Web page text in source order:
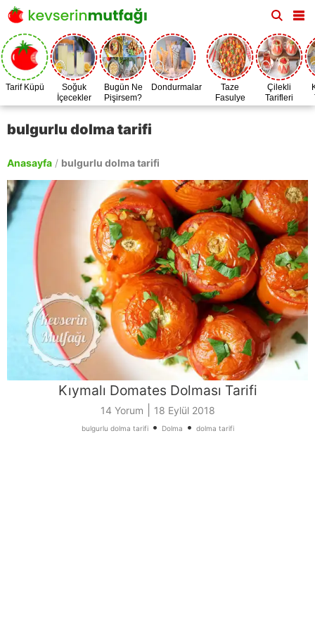
Tarif Küpü
Soğuk
İçecekler
Bugün Ne
Pişirsem?
Dondurmalar
Taze
Fasulye
Zamanı
Çilekli
Tarifleri
bulgurlu dolma tarifi
Anasayfa / bulgurlu dolma tarifi
Kıymalı Domates Dolması Tarifi
14 Yorum 18 Eylül 2018
bulgurlu dolma tarifi• Dolma • dolma tarifi